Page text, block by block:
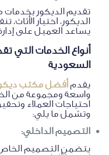
تقديم الديكور
الديكور، اختيار
يساعد العميل على
أنواع الخدمات التي
السعودية
يقدمأفضل مكتب
واسعة ومجموعة من
احتياجات العملاء
وتشمل ما يلي:
التصميم الداخلي:
يتضمن التصميم الخاص